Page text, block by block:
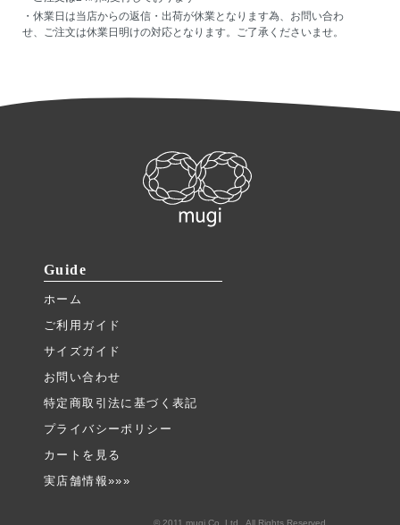
・休業日は当店からの返信・出荷が休業となります為、お問い合わ
せ、ご注文は休業日明けの対応となります。ご了承くださいませ。
Guide
ホーム
ご利用ガイド
サイズガイド
お問い合わせ
特定商取引法に基づく表記
プライバシーポリシー
カートを見る
実店舗情報»»»
© 2011 mugi Co.,Ltd., All Rights Reserved.